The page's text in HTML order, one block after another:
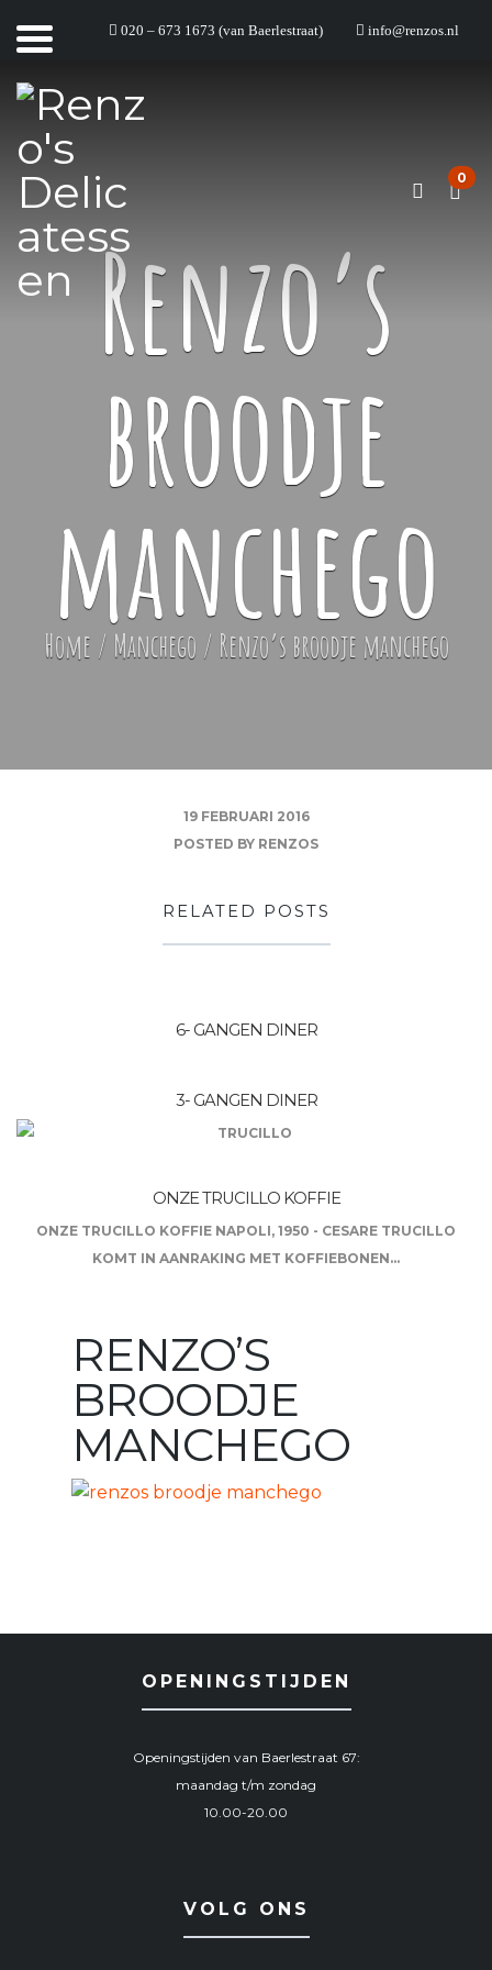
info@renzos.nl
020 – 673 1673 (van Baerlestraat)
0
Renzo’s
broodje
manchego
Home / Manchego / Renzo’s broodje manchego
19 FEBRUARI 2016
POSTED BY RENZOS
RELATED POSTS
6- GANGEN DINER
3- GANGEN DINER
ONZE TRUCILLO KOFFIE
ONZE TRUCILLO KOFFIE NAPOLI, 1950 - CESARE TRUCILLO
KOMT IN AANRAKING MET KOFFIEBONEN...
RENZO’S
BROODJE
MANCHEGO
OPENINGSTIJDEN
Openingstijden van Baerlestraat 67:
maandag t/m zondag
10.00-20.00
VOLG ONS